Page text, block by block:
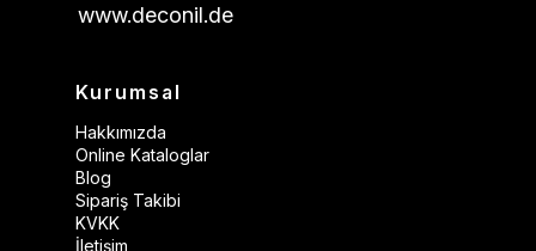
www.deconil.de
Kurumsal
Hakkımızda
Online Kataloglar
Blog
Sipariş Takibi
KVKK
İletişim